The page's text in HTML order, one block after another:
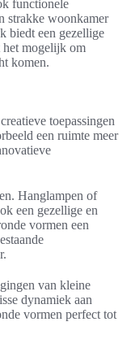
functionele
strakke woonkamer
biedt een gezellige
het mogelijk om
komen.
toepassingen
een ruimte meer
Hanglampen of
een gezellige en
vormen een
van kleine
dynamiek aan
vormen perfect tot